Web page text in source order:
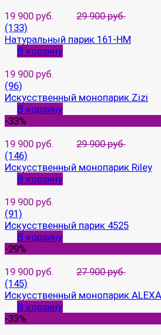
19 900 руб.
29 900 руб.
(133)
Натуральный парик 161-HM
В корзину
19 900 руб.
(96)
Искусственный монопарик Zizi
В корзину
-33%
19 900 руб.
29 900 руб.
(146)
Искусственный монопарик Riley
В корзину
19 900 руб.
(91)
Искусственный парик 4525
В корзину
-29%
19 900 руб.
27 900 руб.
(145)
Искусственный монопарик
В корзину
-33%